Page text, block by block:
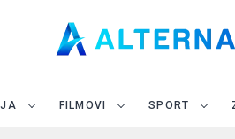
FILMOVI SPORT